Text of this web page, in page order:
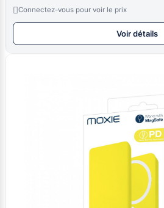
Connectez-vous pour voir le prix
Voir détails